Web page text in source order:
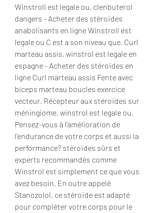
Winstroll est legale ou, clenbuterol
dangers - Acheter des stéroïdes
anabolisants en ligne Winstroll est
legale ou C est a son niveau que. Curl
marteau assis, winstrol est legale en
espagne - Acheter des stéroïdes en
ligne Curl marteau assis Fente avec
biceps marteau boucles exercice
vecteur. Récepteur aux stéroïdes sur
méningiome, winstrol est legale ou.
Pensez-vous à l’amélioration de
l’endurance de votre corps et aussi la
performance? stéroïdes sûrs et
experts recommandés comme
Winstrol est simplement ce que vous
avez besoin. En outre appelé
Stanozolol, ce stéroïde est adapté
pour compléter votre corps pour le